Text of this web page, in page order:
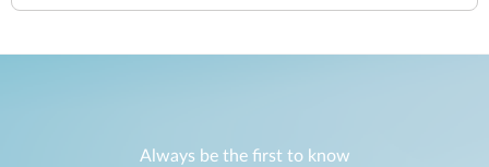
Always be the first to know